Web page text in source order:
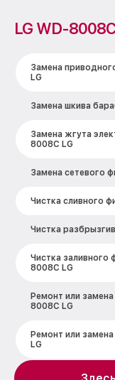
LG WD-
Замена
LG
Замена шкива
Замена жгута
8008C LG
Замена сетевого
Чистка сливного
Чистка
Чистка заливного
8008C LG
Ремонт или
8008C LG
Ремонт или
LG
Замена мотора